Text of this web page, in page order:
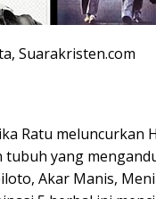
Suarakristen.com
Ratu meluncurkan
tubuh yang
Akar Manis,